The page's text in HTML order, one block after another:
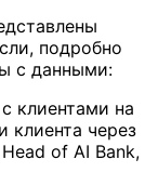
подробно
с данными:
клиентами на
клиента через
of AI Bank,